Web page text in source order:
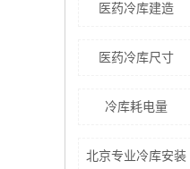
医药冷库建造
医药冷库尺寸
冷库耗电量
北京专业冷库安装